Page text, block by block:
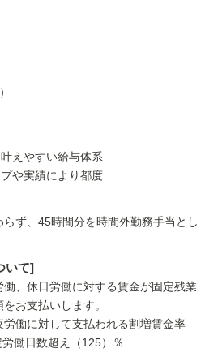
えやすい給与体系
や実績により都度
ず、45時間分を時間外勤務手当とし
いて]
、休日労働に対する賃金が固定残業
お支払いします。
働に対して支払われる割増賃金率
働日数超え（125）％